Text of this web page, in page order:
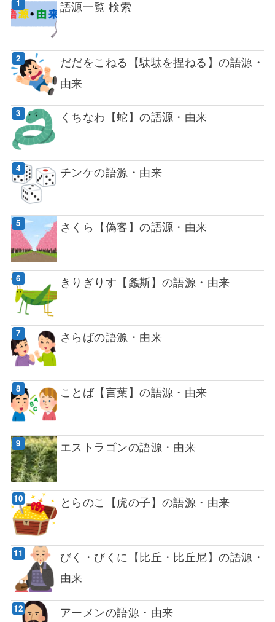
語源一覧 検索
だだをこねる【駄駄を捏ねる】の語源・
由来
くちなわ【蛇】の語源・由来
チンケの語源・由来
さくら【偽客】の語源・由来
きりぎりす【螽斯】の語源・由来
さらばの語源・由来
ことば【言葉】の語源・由来
エストラゴンの語源・由来
とらのこ【虎の子】の語源・由来
びく・びくに【比丘・比丘尼】の語源・
由来
アーメンの語源・由来